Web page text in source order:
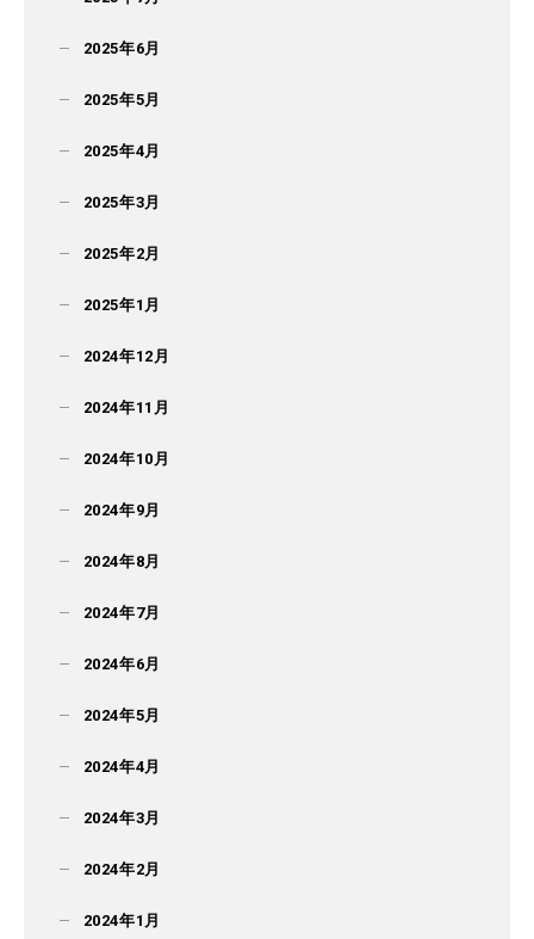
2025年6月
2025年5月
2025年4月
2025年3月
2025年2月
2025年1月
2024年12月
2024年11月
2024年10月
2024年9月
2024年8月
2024年7月
2024年6月
2024年5月
2024年4月
2024年3月
2024年2月
2024年1月